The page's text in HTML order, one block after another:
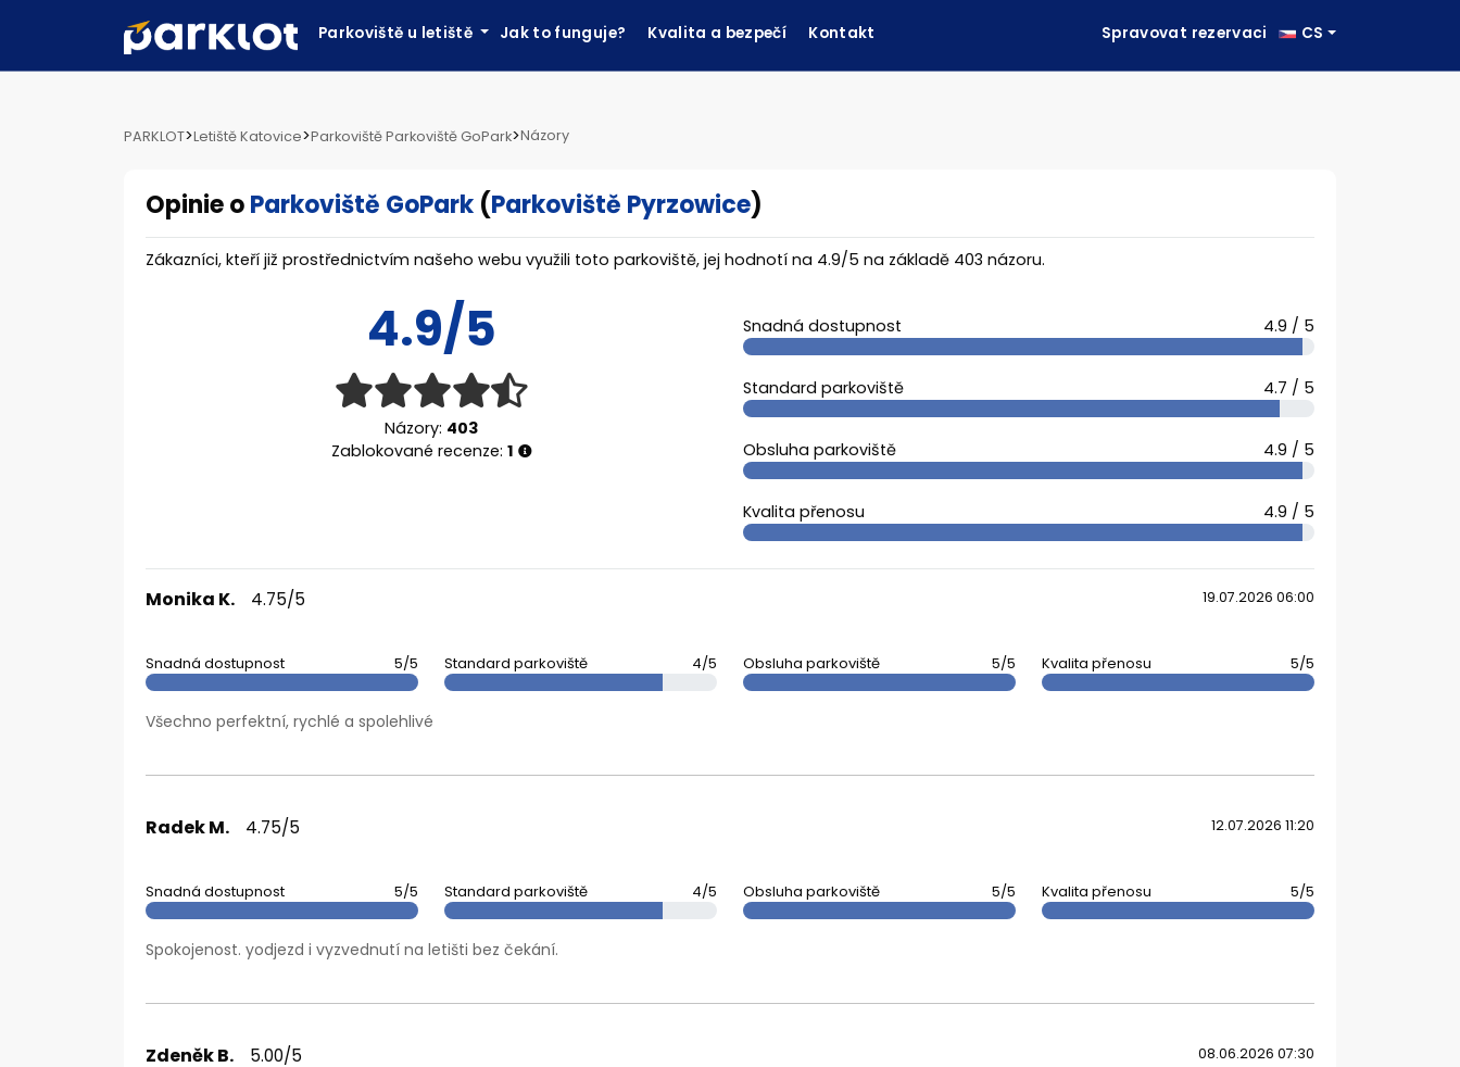
Parkoviště u letiště Jak to funguje? Kvalita a bezpečí Kontakt Spravovat rezervaci CS
PARKLOT>Letiště Katovice>Parkoviště Parkoviště GoPark>Názory
Opinie oParkoviště GoPark (Parkoviště Pyrzowice)
Zákazníci, kteří již prostřednictvím našeho webu využili toto parkoviště, jej hodnotí na 4.9/5 na základě 403 názoru.
4.9/5
Názory: 403
Zablokované recenze: 1
Snadná dostupnost 4.9 / 5
Standard parkoviště 4.7 / 5
Obsluha parkoviště 4.9 / 5
Kvalita přenosu 4.9 / 5
Monika K. 4.75/5 19.07.2026 06:00
Snadná dostupnost 5/5 Standard parkoviště 4/5 Obsluha parkoviště 5/5 Kvalita přenosu 5/5
Všechno perfektní, rychlé a spolehlivé
Radek M. 4.75/5 12.07.2026 11:20
Snadná dostupnost 5/5 Standard parkoviště 4/5 Obsluha parkoviště 5/5 Kvalita přenosu 5/5
Spokojenost. yodjezd i vyzvednutí na letišti bez čekání.
Zdeněk B. 5.00/5 08.06.2026 07:30